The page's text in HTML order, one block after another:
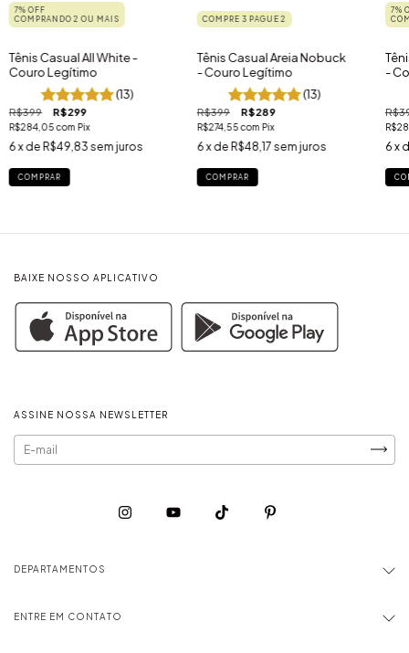
7% OFF
COMPRANDO 2 OU MAIS
Tênis Casual All White -
Couro Legítimo
(13)
R$399 R$299
R$284,05com Pix
6x de R$49,83 sem juros
COMPRAR
COMPRE 3 PAGUE 2
Tênis Casual Areia Nobuck
- Couro Legítimo
(13)
R$399 R$289
R$274,55com Pix
6x de R$48,17 sem juros
COMPRAR
7%
-
6 x
BAIXE NOSSO APLICATIVO
ASSINE NOSSA NEWSLETTER
DEPARTAMENTOS
ENTRE EM CONTATO